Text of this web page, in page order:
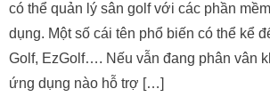
có thể quản lý sân golf với các phần
dụng. Một số cái tên phổ biến có thể kể
Golf, EzGolf…. Nếu vẫn đang phân vân
ứng dụng nào hỗ trợ […]